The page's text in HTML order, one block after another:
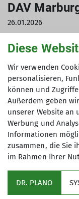
DAV
26.01.2026
sektion
01.03.2026 bis
Tagestouren
zwischen
Mittlere
Erfahrungen im
Teilnahmebeitrag
Diese
Wir verwenden
personalisieren,
können und
Außerdem geben
unserer Website an
Werbung und
Informationen
zusammen, die Sie
im Rahmen Ihrer
DR. PLANO